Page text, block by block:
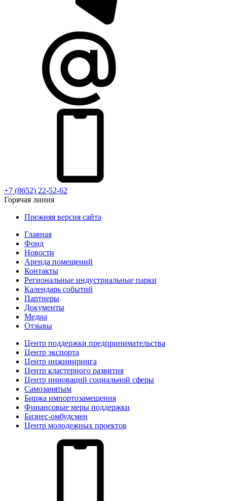
+7 (8652) 22-52-62
Горячая линия
Прежняя версия сайта
Главная
Фонд
Новости
Аренда помещений
Контакты
Региональные индустриальные парки
Календарь событий
Партнеры
Документы
Медиа
Отзывы
Центр поддержки предпринимательства
Центр экспорта
Центр инжиниринга
Центр кластерного развития
Центр инноваций социальной сферы
Cамозанятым
Биржа импортозамещения
Финансовые меры поддержки
Бизнес-омбудсмен
Центр молодежных проектов